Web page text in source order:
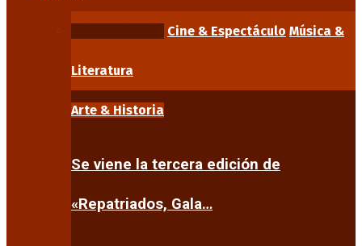
Cine & Espectáculo Música &
Literatura
Arte & Historia
Se viene la tercera edición de
«Repatriados, Gala…